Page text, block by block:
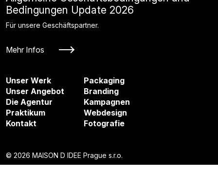
Bedingungen Update 2026
Für unsere Geschäftspartner.
Mehr Infos
Unser Werk
Unser Angebot
Die Agentur
Praktikum
Kontakt
Packaging
Branding
Kampagnen
Webdesign
Fotografie
© 2026 MAISON D IDEE Prague s.r.o.